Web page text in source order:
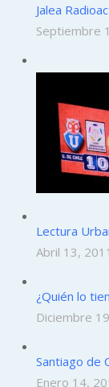
Jalea
Septiembre
Lectura
Abril 13, 2011
¿Quién lo
Diciembre
Santiago de
Enero 14,